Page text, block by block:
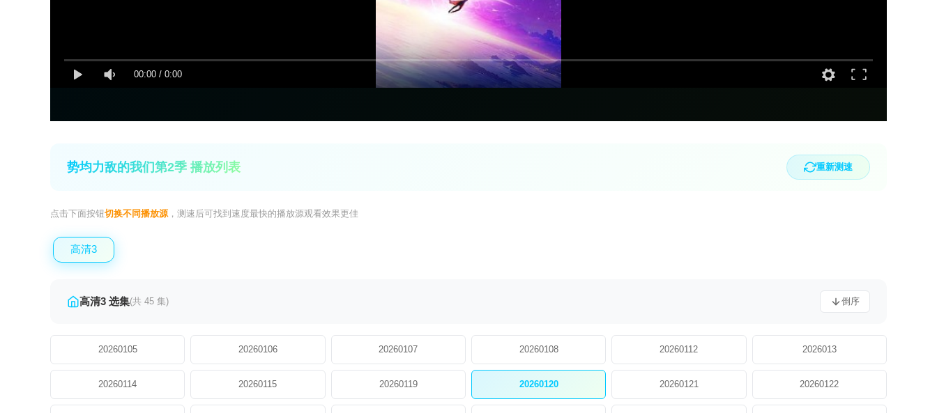
00:00 / 0:00
势均力敌的我们第2季 播放列表 重新测速
点击下面按钮切换不同播放源，测速后可找到速度最快的播放源观看效果更佳
高清3
高清3 选集(共 45 集) 倒序
20260105 20260106 20260107 20260108 20260112 2026013
20260114 20260115 20260119 20260120 20260121 20260122